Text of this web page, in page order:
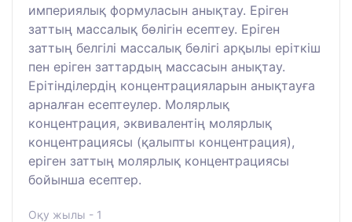
империялық формуласын анықтау. Еріген
заттың массалық бөлігін есептеу. Еріген
заттың белгілі массалық бөлігі арқылы еріткіш
пен еріген заттардың массасын анықтау.
Ерітінділердің концентрацияларын анықтауға
арналған есептеулер. Молярлық
концентрация, эквивалентің молярлық
концентрациясы (қалыпты концентрация),
еріген заттың молярлық концентрациясы
бойынша есептер.
Оқу жылы - 1